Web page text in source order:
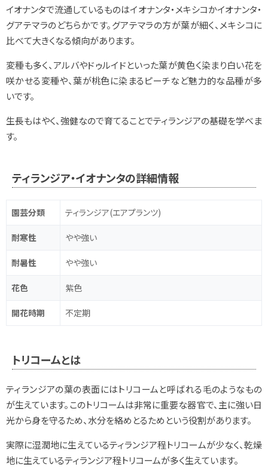
イオナンタで流通しているものはイオナンタ・メキシコかイオナンタ・
グアテマラのどちらかです。グアテマラの方が葉が細く、メキシコに
比べて大きくなる傾向があります。
変種も多く、アルバやドゥルイドといった葉が黄色く染まり白い花を
咲かせる変種や、葉が桃色に染まるピーチなど魅力的な品種が多
いです。
生長もはやく、強健なので育てることでティランジアの基礎を学べま
す。
ティランジア・イオナンタの詳細情報
園芸分類 ティランジア(エアプランツ)
耐寒性 やや強い
耐暑性 やや強い
花色 紫色
開花時期 不定期
トリコームとは
ティランジアの葉の表面にはトリコームと呼ばれる毛のようなもの
が生えています。このトリコームは非常に重要な器官で、主に強い日
光から身を守るため、水分を絡めとるためという役割があります。
実際に湿潤地に生えているティランジア程トリコームが少なく、乾燥
地に生えているティランジア程トリコームが多く生えています。